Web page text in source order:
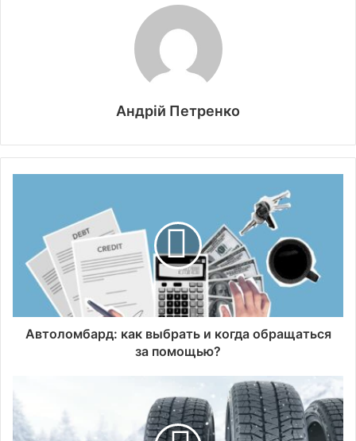
Андрій Петренко
Автоломбард: как выбрать и когда обращаться
за помощью?